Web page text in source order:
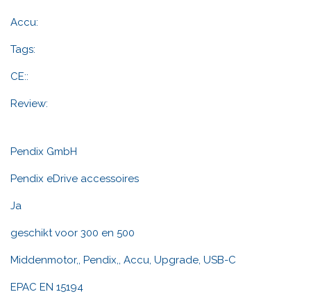
Accu:
Tags:
CE::
Review:
Pendix GmbH
Pendix eDrive accessoires
Ja
geschikt voor 300 en 500
Middenmotor,, Pendix,, Accu, Upgrade, USB-C
EPAC EN 15194